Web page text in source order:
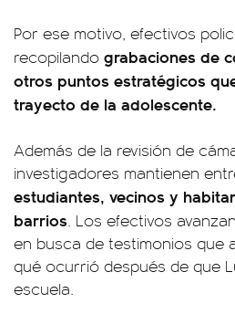
Por ese motivo, efectivos
recopilando grabaciones de
otros puntos estratégicos
trayecto de la adolescente.
Además de la revisión de
investigadores mantienen
estudiantes, vecinos y
barrios. Los efectivos
en busca de testimonios que
qué ocurrió después de que
escuela.